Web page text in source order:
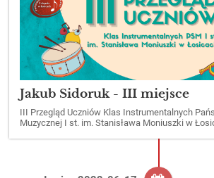
Jakub Sidoruk - III miejsce
III Przegląd Uczniów Klas Instrumentalnych
Muzycznej I st. im. Stanisława Moniuszki w